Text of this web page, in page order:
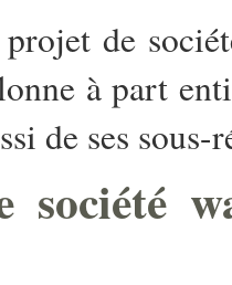
de
à part
de ses sous-
société